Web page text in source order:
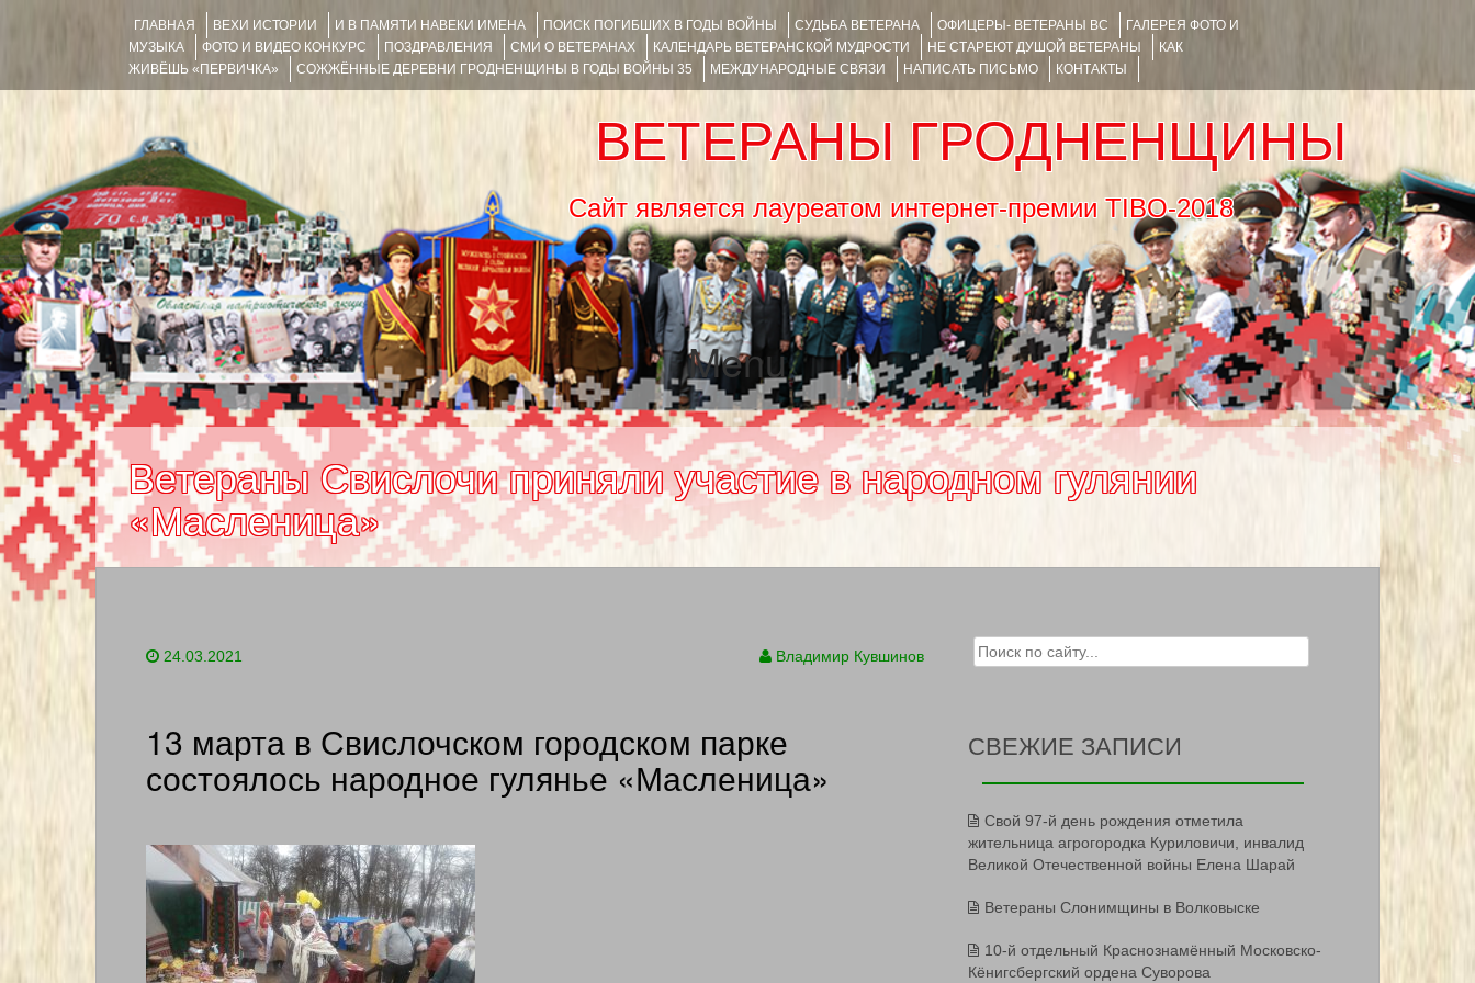
ГЛАВНАЯ ВЕХИ ИСТОРИИ И В ПАМЯТИ НАВЕКИ ИМЕНА ПОИСК ПОГИБШИХ В ГОДЫ ВОЙНЫ СУДЬБА ВЕТЕРАНА ОФИЦЕРЫ- ВЕТЕРАНЫ ВС
ГАЛЕРЕЯ ФОТО И
МУЗЫКА
ФОТО И ВИДЕО КОНКУРС ПОЗДРАВЛЕНИЯ СМИ О ВЕТЕРАНАХ КАЛЕНДАРЬ ВЕТЕРАНСКОЙ МУДРОСТИ НЕ СТАРЕЮТ ДУШОЙ ВЕТЕРАНЫ
КАК
ЖИВЁШЬ «ПЕРВИЧКА»
СОЖЖЁННЫЕ ДЕРЕВНИ ГРОДНЕНЩИНЫ В ГОДЫ ВОЙНЫ 35 МЕЖДУНАРОДНЫЕ СВЯЗИ НАПИСАТЬ ПИСЬМО КОНТАКТЫ
ВЕТЕРАНЫ ГРОДНЕНЩИНЫ
Сайт является лауреатом интернет-премии TIBO-2018
Menu
SKIP TO CONTENT
Ветераны Свислочи приняли участие в народном гулянии
«Масленица»
24.03.2021 Владимир Кувшинов
13 марта в Свислочском городском парке
состоялось народное гулянье «Масленица»
Search for:
СВЕЖИЕ ЗАПИСИ
Свой 97-й день рождения отметила
жительница агрогородка Куриловичи, инвалид
Великой Отечественной войны Елена Шарай
Ветераны Слонимщины в Волковыске
10-й отдельный Краснознамённый Московско-
Кёнигсбергский ордена Суворова